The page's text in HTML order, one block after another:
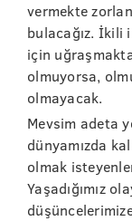
vermekte
bulacağız. İkili
için
olmuyorsa,
olmayacak.
Mevsim adeta
dünyamızda
olmak
Yaşadığımız